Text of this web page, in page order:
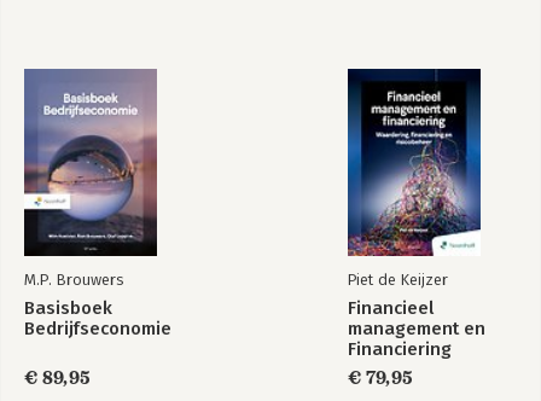
M.P. Brouwers
Basisboek
Bedrijfseconomie
€ 89,95
Piet de Keijzer
Financieel
management en
Financiering
€ 79,95